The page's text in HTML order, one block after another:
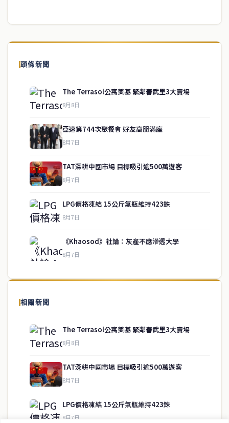
頭條新聞
The Terrasol公寓奠基 緊鄰春武里3大賣場
8月8日
亞速第744次聚餐會 好友高朋滿座
8月7日
TAT深耕中國市場 目標吸引逾500萬遊客
8月7日
LPG價格凍結 15公斤氣瓶維持423銖
8月7日
《Khaosod》社論：灰產不應滲透大學
8月7日
相關新聞
The Terrasol公寓奠基 緊鄰春武里3大賣場
8月8日
TAT深耕中國市場 目標吸引逾500萬遊客
8月7日
LPG價格凍結 15公斤氣瓶維持423銖
8月7日
關於我們
泰國中文新聞（TCN）是一家總部設於曼谷的中文新聞媒體，致力於
供即時、客觀、多元的中文新聞內容。
房地產
service@thaichinesenews.com